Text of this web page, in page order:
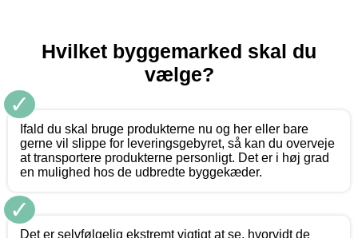
Hvilket byggemarked skal du
vælge?
✓
Ifald du skal bruge produkterne nu og her eller bare
gerne vil slippe for leveringsgebyret, så kan du overveje
at transportere produkterne personligt. Det er i høj grad
en mulighed hos de udbredte byggekæder.
✓
Det er selvfølgelig ekstremt vigtigt at se, hvorvidt de